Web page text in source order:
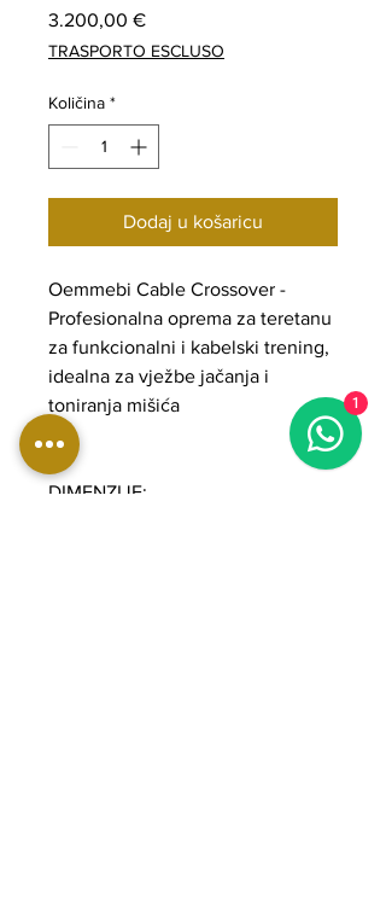
3.200,00 €Cijena
TRASPORTO ESCLUSO
Količina *
Dodaj u košaricu
Oemmebi Cable Crossover -
Profesionalna oprema za teretanu
za funkcionalni i kabelski trening,
idealna za vježbe jačanja i
toniranja mišića
DIMENZIJE:
1